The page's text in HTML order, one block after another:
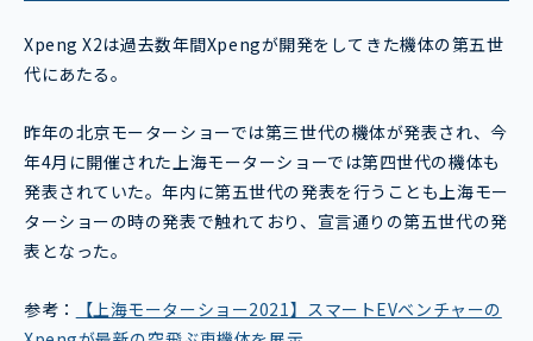
Xpeng X2は過去数年間Xpengが開発をしてきた機体の第五世
代にあたる。
昨年の北京モーターショーでは第三世代の機体が発表され、今
年4月に開催された上海モーターショーでは第四世代の機体も
発表されていた。年内に第五世代の発表を行うことも上海モー
ターショーの時の発表で触れており、宣言通りの第五世代の発
表となった。
参考：
【上海モーターショー2021】スマートEVベンチャーの